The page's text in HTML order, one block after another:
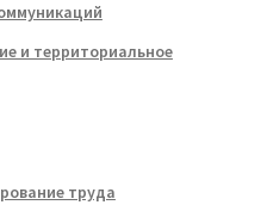
и территориальное
труда